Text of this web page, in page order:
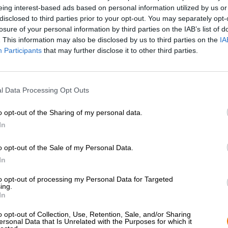
interest-based ads based on personal information utilized by us
to third parties prior to your opt-out. You may separately
of your personal information by third parties on the IAB’s list of
This information may also be disclosed by us to third parties on the
Participants that may further disclose it to other third parties.
Data Processing Opt Outs
opt-out of the Sharing of my personal data.
opt-out of the Sale of my Personal Data.
opt-out of processing my Personal Data for Targeted
opt-out of Collection, Use, Retention, Sale, and/or Sharing
Data that Is Unrelated with the Purposes for which it
* Hinnat sisältävät lakisääteisen arvonlisäveron. Plus Laivaus
* Hinnat sisältävät valmisteveron
* Hinnat sisältävät pakkausmaksun
Kuvaus Info Arvion perusteella(1)
Heräsi on termi, josta on tulossa yhä tärkeämpi yhä
maailmassamme. "Woke" kuvaa tietoisuutta rasismiin
PoC:n kielestä. Poliittinen maisema on kuumempi
mukana toiminnassa.
Yankee & Kraut ottaa selkeän kannan ja puolustaa
Hänen sosiaalinen tietoisuus ilmenee muun muassa
IPA:ssa ”Get Woke”. Oluet ovat erilaisia ja oluttyylejä
erikoinen olut on valmistettu humalalajikkeista
vaikutuksen räjähtävällä hedelmäisyydellä. Humaloitu
sen sameassa rungossa on kermainen, valkoinen
selkeästi hedelmäisenä: kokonainen kori trooppisia
kukkahumalaa tuoksussa. Maku on hyvin
makua ja yhdistyy kirpeän sitrushedelmien vivahteisiin